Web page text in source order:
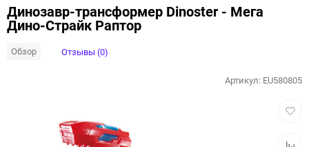
Динозавр-трансформер Dinoster - Мега
Дино-Страйк Раптор
Обзор Отзывы (0)
Артикул: EU580805